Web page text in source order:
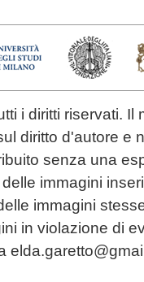
i diritti riservati. Il
diritto d'autore e
senza una
immagini
immagini
in violazione di